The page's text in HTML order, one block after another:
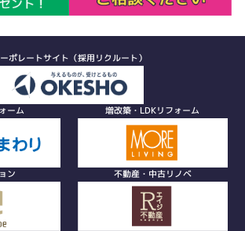
ポレートサイト（採用リクルート）
ーム 増改築・LDKリフォーム
ン 不動産・中古リノベ